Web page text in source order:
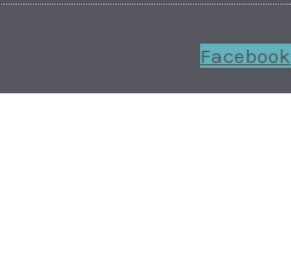
Facebook